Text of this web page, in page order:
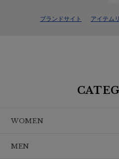
ブランドサイト アイテム
WOMEN
MEN